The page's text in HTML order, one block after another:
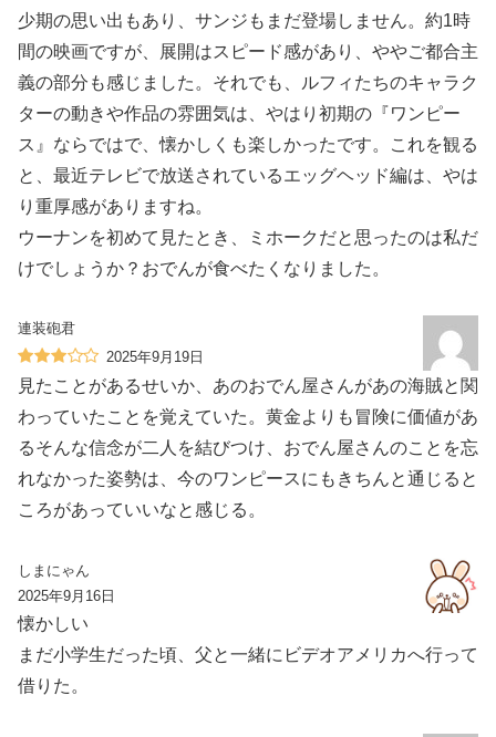
少期の思い出もあり、サンジもまだ登場しません。約1時
間の映画ですが、展開はスピード感があり、ややご都合主
義の部分も感じました。それでも、ルフィたちのキャラク
ターの動きや作品の雰囲気は、やはり初期の『ワンピー
ス』ならではで、懐かしくも楽しかったです。これを観る
と、最近テレビで放送されているエッグヘッド編は、やは
り重厚感がありますね。
ウーナンを初めて見たとき、ミホークだと思ったのは私だ
けでしょうか？おでんが食べたくなりました。
連装砲君
2025年9月19日
見たことがあるせいか、あのおでん屋さんがあの海賊と関
わっていたことを覚えていた。黄金よりも冒険に価値があ
るそんな信念が二人を結びつけ、おでん屋さんのことを忘
れなかった姿勢は、今のワンピースにもきちんと通じると
ころがあっていいなと感じる。
しまにゃん
2025年9月16日
懐かしい
まだ小学生だった頃、父と一緒にビデオアメリカへ行って
借りた。